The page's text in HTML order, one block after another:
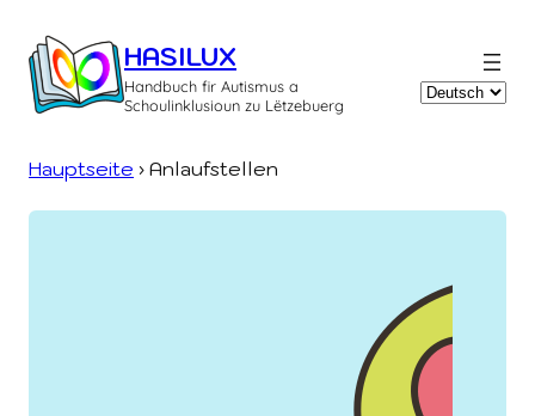
Inhalt
springen
HASILUX
Handbuch fir Autismus a
Schoulinklusioun zu Lëtzebuerg
Sprache
Hauptseite ›Anlaufstellen